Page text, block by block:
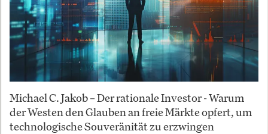
Michael C. Jakob – Der rationale Investor - Warum
der Westen den Glauben an freie Märkte opfert, um
technologische Souveränität zu erzwingen